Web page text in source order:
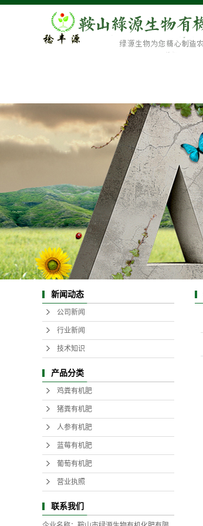
新闻动态
公司新闻
行业新闻
技术知识
产品分类
鸡粪有机肥
猪粪有机肥
人参有机肥
蓝莓有机肥
葡萄有机肥
营业执照
联系我们